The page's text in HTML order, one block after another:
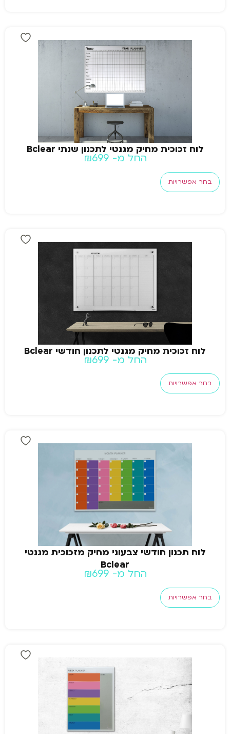
לוח זכוכית מחיק מגנטי לתכנון שנתי Bclear
החל מ- ₪699
בחר אפשרויות
לוח זכוכית מחיק מגנטי לתכנון חודשי Bclear
החל מ- ₪699
בחר אפשרויות
לוח תכנון חודשי צבעוני מחיק מזכוכית מגנטי
Bclear
החל מ- ₪699
בחר אפשרויות